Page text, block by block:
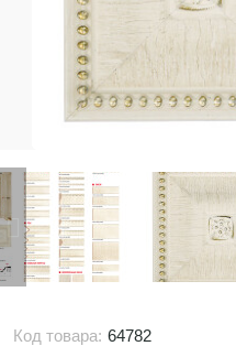
Код товара: 64782